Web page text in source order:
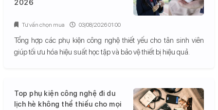
2026
Tổng hợp các phụ kiện công nghệ thiết yếu cho tân sinh viên
giúp tối ưu hóa hiệu suất học tập và bảo vệ thiết bị hiệu quả.
Tư vấn chọn mua 03/08/2026 01:00
Top phụ kiện công nghệ đi du
lịch hè không thể thiếu cho mọi